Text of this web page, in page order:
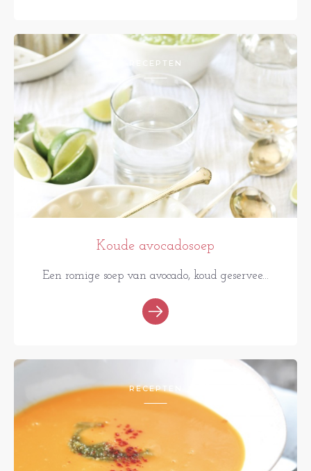
RECEPTEN
Koude avocadosoep
Een romige soep van avocado, koud geservee...
RECEPTEN